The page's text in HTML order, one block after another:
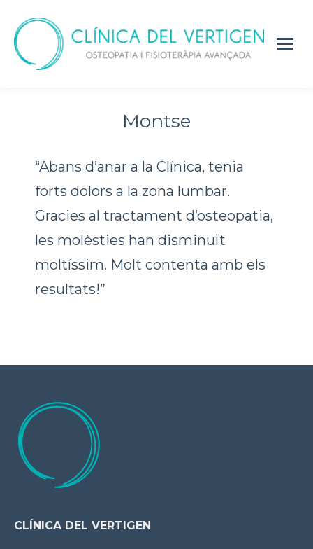
Montse
“Abans d’anar a la Clínica, tenia
forts dolors a la zona lumbar.
Gracies al tractament d’osteopatia,
les molèsties han disminuït
moltíssim. Molt contenta amb els
resultats!”
CLÍNICA DEL VERTIGEN